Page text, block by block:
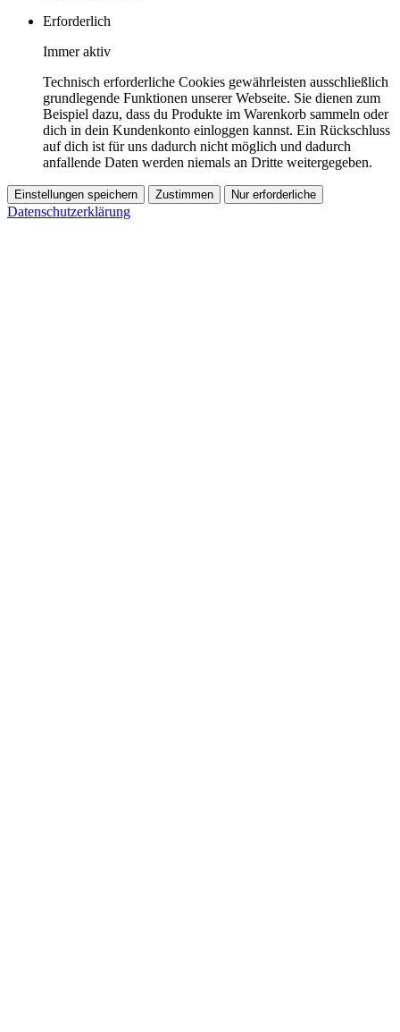
Erforderlich
Immer aktiv
Technisch erforderliche Cookies gewährleisten ausschließlich
grundlegende Funktionen unserer Webseite. Sie dienen zum
Beispiel dazu, dass du Produkte im Warenkorb sammeln oder
dich in dein Kundenkonto einloggen kannst. Ein Rückschluss
auf dich ist für uns dadurch nicht möglich und dadurch
anfallende Daten werden niemals an Dritte weitergegeben.
Einstellungen speichern Zustimmen Nur erforderliche
Datenschutzerklärung